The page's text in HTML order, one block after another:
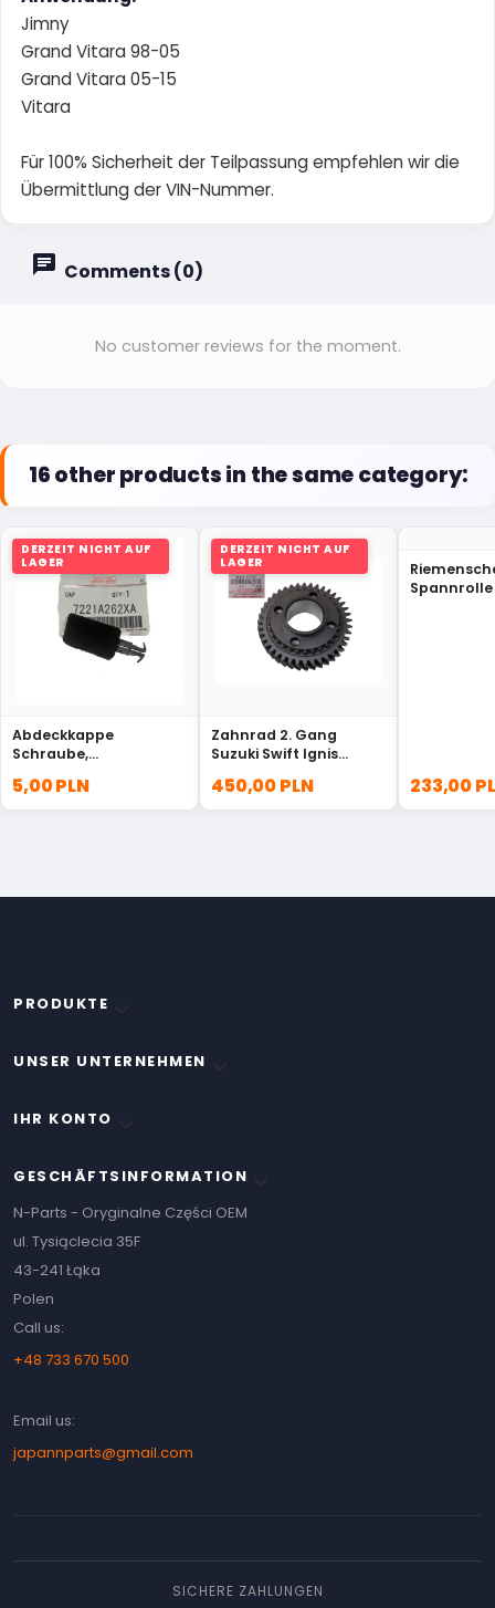
Jimny
Grand Vitara 98-05
Grand Vitara 05-15
Vitara
Für 100% Sicherheit der Teilpassung empfehlen wir die
Übermittlung der VIN-Nummer.
Comments (0)
No customer reviews for the moment.
16 other products in the same category:
DERZEIT NICHT AUF
LAGER
Abdeckkappe
Schraube,
7221A262XA
5,00 PLN
DERZEIT NICHT AUF
LAGER
Zahnrad 2. Gang
Suzuki Swift Ignis
450,00 PLN
Spannrolle
233,00
PRODUKTE
UNSER UNTERNEHMEN
IHR KONTO
GESCHÄFTSINFORMATION
N-Parts - Oryginalne Części OEM
ul. Tysiąclecia 35F
43-241 Łąka
Polen
Call us:
+48 733 670 500
Email us:
japannparts@gmail.com
SICHERE ZAHLUNGEN